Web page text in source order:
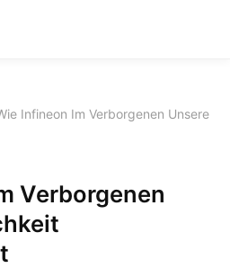
Infineon Im Verborgenen Unsere
Verborgenen